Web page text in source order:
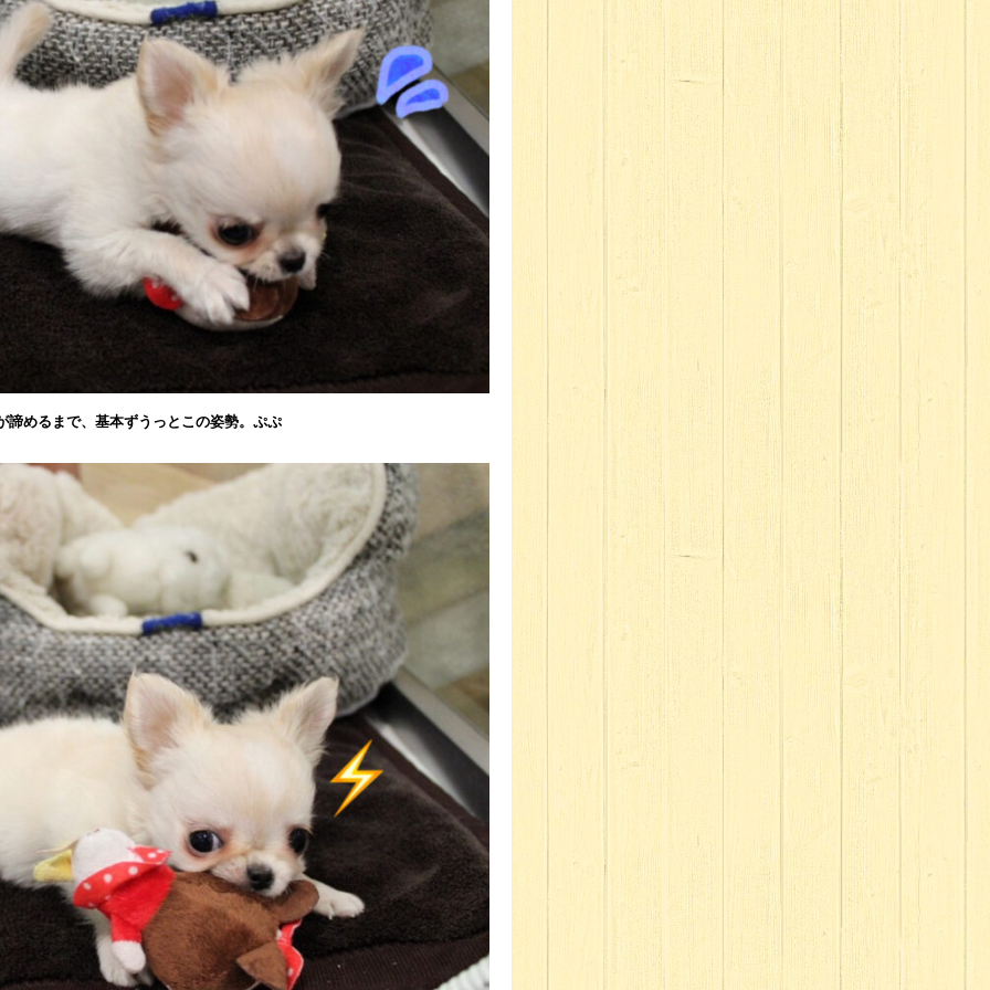
諦めるまで、基本ずうっとこの姿勢。ぷぷ